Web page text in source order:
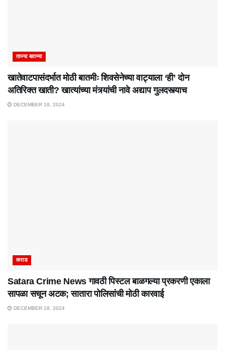
ताज्या बातम्या
खातेवाटपासंदर्भात मोठी बातमीः शिवसेनेच्या वाट्याला ‘ही’ दोन
अतिरिक्त खाती? खात्यांच्या मंत्र्यांची नावे अद्याप गुलदस्त्याच
DECEMBER 18, 2024
कराड
Satara Crime News गावठी पिस्टल बाळगल्या प्रकरणी एकाला
सापळा सचून अटक; सातारा पोलिसांची मोठी कारवाई
DECEMBER 18, 2024